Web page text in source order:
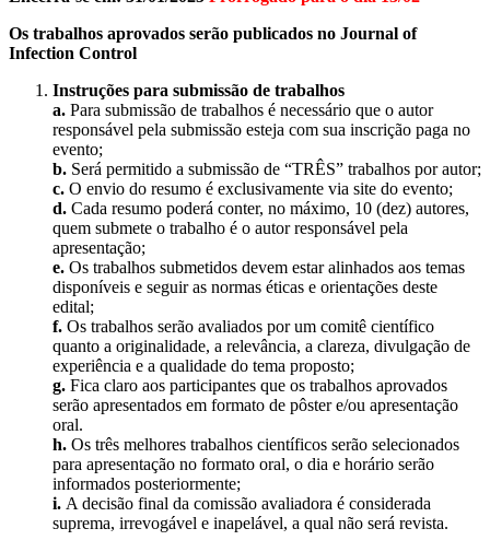
Os trabalhos aprovados serão publicados no Journal of
Infection Control
Instruções para submissão de trabalhos
a. Para submissão de trabalhos é necessário que o autor
responsável pela submissão esteja com sua inscrição paga no
evento;
b. Será permitido a submissão de “TRÊS” trabalhos por autor;
c. O envio do resumo é exclusivamente via site do evento;
d. Cada resumo poderá conter, no máximo, 10 (dez) autores,
quem submete o trabalho é o autor responsável pela
apresentação;
e. Os trabalhos submetidos devem estar alinhados aos temas
disponíveis e seguir as normas éticas e orientações deste
edital;
f. Os trabalhos serão avaliados por um comitê científico
quanto a originalidade, a relevância, a clareza, divulgação de
experiência e a qualidade do tema proposto;
g. Fica claro aos participantes que os trabalhos aprovados
serão apresentados em formato de pôster e/ou apresentação
oral.
h. Os três melhores trabalhos científicos serão selecionados
para apresentação no formato oral, o dia e horário serão
informados posteriormente;
i. A decisão final da comissão avaliadora é considerada
suprema, irrevogável e inapelável, a qual não será revista.